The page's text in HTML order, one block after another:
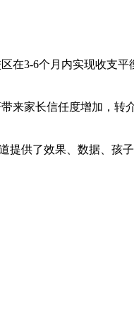
3-6个月内实现收支
来家长信任度增加
提供了效果、数据、